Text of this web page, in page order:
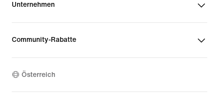
Unternehmen
Community-Rabatte
Österreich